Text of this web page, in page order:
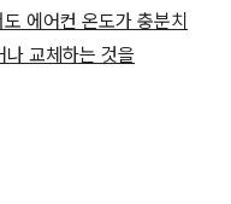
에어컨 온도가 충분치
교체하는 것을